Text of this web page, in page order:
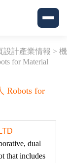
設計產業情報 > 機
for Material
Robots for
dual
that includes